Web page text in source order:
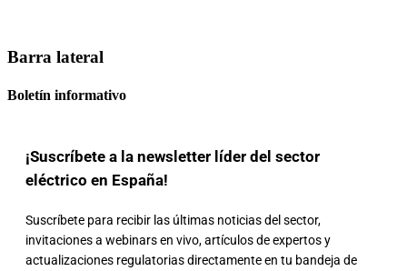
Barra lateral
Boletín informativo
¡Suscríbete a la newsletter líder del sector
eléctrico en España!
Suscríbete para recibir las últimas noticias del sector,
invitaciones a webinars en vivo, artículos de expertos y
actualizaciones regulatorias directamente en tu bandeja de